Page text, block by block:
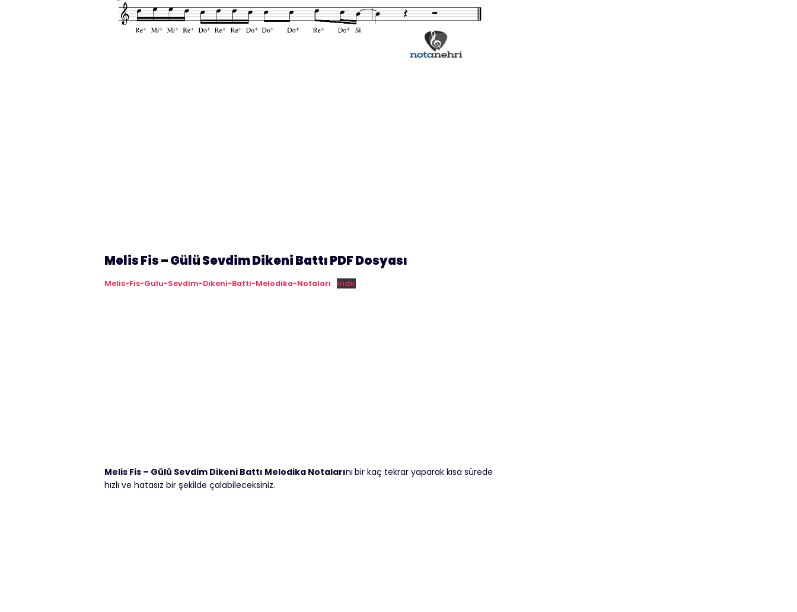
Melis Fis – Gülü Sevdim Dikeni Battı PDF Dosyası
Melis-Fis-Gulu-Sevdim-Dikeni-Batti-Melodika-Notalari İndir
Melis Fis – Gülü Sevdim Dikeni Battı Melodika Notalarını bir kaç tekrar yaparak kısa sürede
hızlı ve hatasız bir şekilde çalabileceksiniz.